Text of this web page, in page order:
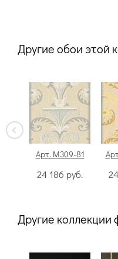
Другие обои этой
Арт. M309-81
24 186 руб.
Другие коллекции